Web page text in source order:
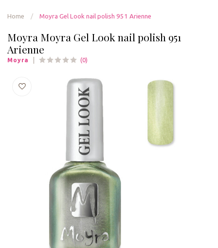
Home / Moyra Gel Look nail polish 951 Arienne
Moyra Moyra Gel Look nail polish 951
Arienne
Moyra (0)